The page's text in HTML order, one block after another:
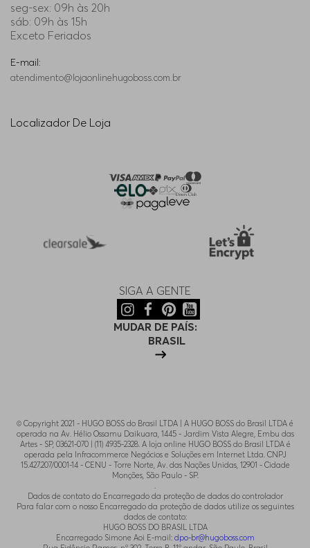
seg-sex: 09h às 20h
sáb: 09h às 15h
Exceto Feriados
E-mail:
atendimento@lojaonlinehugoboss.com.br
Localizador De Loja
SIGA A GENTE
MUDAR DE PAÍS:
BRASIL
© Copyright 2021 - HUGO BOSS do Brasil LTDA | A HUGO BOSS do Brasil LTDA é
operada na Av. Hélio Ossamu Daikuara, 1445 - Jardim Vista Alegre, Embu das
Artes - SP, 03621-070 | (11) 4935-2328. A loja online HUGO BOSS do Brasil LTDA é
operada pela Infracommerce Negócios e Soluções em Internet Ltda. CNPJ
15.427.207/0001-14 - CENU - Torre Norte, Av. das Nações Unidas, 12901 - Cidade
Monções, São Paulo - SP.
.
Dados de contato do Encarregado da proteção de dados do controlador
Para falar com o nosso Encarregado da proteção de dados utilize os seguintes
dados de contato:
HUGO BOSS DO BRASIL LTDA
Encarregado Simone Aoi E-mail: dpo-br@hugoboss.com